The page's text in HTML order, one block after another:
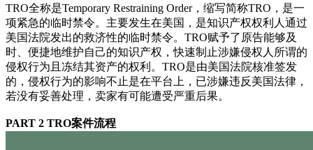
TRO全称是Temporary Restraining Order，缩写简称TRO，是一
项紧急的临时禁令。主要发生在美国，是知识产权权利人通过
美国法院发出的救济性的临时禁令。TRO赋予了原告能够及
时、便捷地维护自己的知识产权，快速制止涉嫌侵权人所谓的
侵权行为且冻结其资产的权利。TRO是由美国法院核准签发
的，侵权行为的影响不止是在平台上，已涉嫌违反美国法律，
若没有妥善处理，卖家有可能遭受严重后果。
PART 2 TRO案件流程